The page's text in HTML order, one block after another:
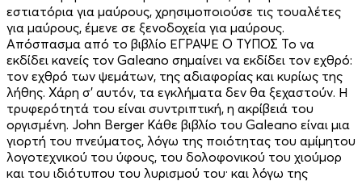
εστιατόρια για μαύρους, χρησιμοποιούσε τις τουαλέτες
για μαύρους, έμενε σε ξενοδοχεία για μαύρους.
Απόσπασμα από το βιβλίο ΕΓΡΑΨΕ Ο ΤΥΠΟΣ Το να
εκδίδει κανείς τον Galeano σημαίνει να εκδίδει τον εχθρό:
τον εχθρό των ψεμάτων, της αδιαφορίας και κυρίως της
λήθης. Χάρη σ’ αυτόν, τα εγκλήματα δεν θα ξεχαστούν. Η
τρυφερότητά του είναι συντριπτική, η ακρίβειά του
οργισμένη. John Berger Κάθε βιβλίο του Galeano είναι μια
γιορτή του πνεύματος, λόγω της ποιότητας του αμίμητου
λογοτεχνικού του ύφους, του δολοφονικού του χιούμορ
και του ιδιότυπου του λυρισμού του· και λόγω της